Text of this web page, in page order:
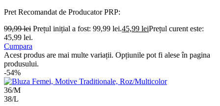
Pret Recomandat de ProducatorPRP:
99,99lei Prețul inițial a fost: 99,99 lei.45,99 leiPrețul curent este:
45,99 lei.
Cumpara
Acest produs are mai multe variații. Opțiunile pot fi alese în pagina
produsului.
-54%
36/M
38/L